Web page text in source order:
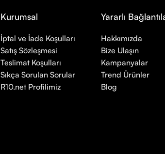
Kurumsal
İptal ve İade Koşulları
Satış Sözleşmesi
Teslimat Koşulları
Sıkça Sorulan Sorular
R10.net Profilimiz
Yararlı
Hakkımızda
Bize Ulaşın
Kampanyalar
Trend Ürünler
Blog